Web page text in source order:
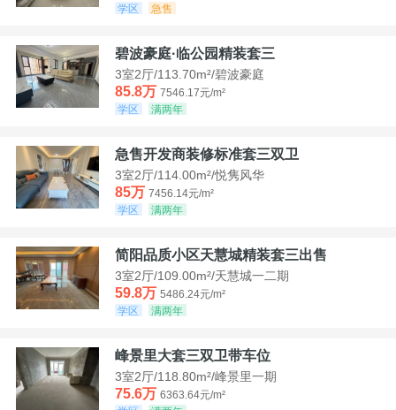
学区
急售
碧波豪庭·临公园精装套三
3室2厅/113.70m²/碧波豪庭
85.8万 7546.17元/m²
学区
满两年
急售开发商装修标准套三双卫
3室2厅/114.00m²/悦隽风华
85万 7456.14元/m²
学区
满两年
简阳品质小区天慧城精装套三出售
3室2厅/109.00m²/天慧城一二期
59.8万 5486.24元/m²
学区
满两年
峰景里大套三双卫带车位
3室2厅/118.80m²/峰景里一期
75.6万 6363.64元/m²